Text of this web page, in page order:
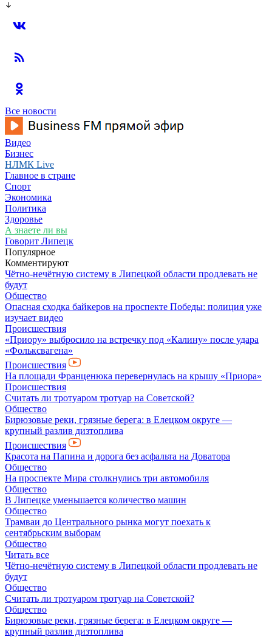
Все новости
Видео
Бизнес
НЛМК Live
Главное в стране
Спорт
Экономика
Политика
Здоровье
А знаете ли вы
Говорит Липецк
Популярное
Комментируют
Чётно-нечётную систему в Липецкой области продлевать не
будут
Общество
Опасная сходка байкеров на проспекте Победы: полиция уже
изучает видео
Происшествия
«Приору» выбросило на встречку под «Калину» после удара
«Фольксвагена»
Происшествия
На площади Франценюка перевернулась на крышу «Приора»
Происшествия
Считать ли тротуаром тротуар на Советской?
Общество
Бирюзовые реки, грязные берега: в Елецком округе —
крупный разлив дизтоплива
Происшествия
Красота на Папина и дорога без асфальта на Доватора
Общество
На проспекте Мира столкнулись три автомобиля
Общество
В Липецке уменьшается количество машин
Общество
Трамваи до Центрального рынка могут поехать к
сентябрьским выборам
Общество
Читать все
Чётно-нечётную систему в Липецкой области продлевать не
будут
Общество
Считать ли тротуаром тротуар на Советской?
Общество
Бирюзовые реки, грязные берега: в Елецком округе —
крупный разлив дизтоплива